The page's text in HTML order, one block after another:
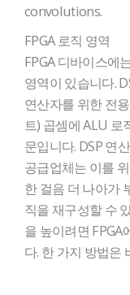
convolutions.
FPGA 로직 영역
FPGA 디바이스에
영역이 있습니다.
연산자를 위한 전
트) 곱셈에 ALU 로
문입니다. DSP 연
공급업체는 이를
한 걸음 더 나아가
직을 재구성할 수
을 높이려면
다. 한 가지 방법은